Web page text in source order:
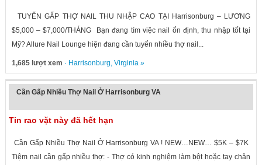
TUYỂN GẤP THỢ NAIL THU NHẬP CAO TẠI Harrisonburg – LƯƠNG
$5,000 – $7,000/THÁNG Bạn đang tìm việc nail ổn định, thu nhập tốt tại
Mỹ? Allure Nail Lounge hiện đang cần tuyển nhiều thợ nail...
1,685 lượt xem · Harrisonburg, Virginia»
Cần Gấp Nhiều Thợ Nail Ở Harrisonburg VA
Tin rao vặt này đã hết hạn
Cần Gấp Nhiều Thợ Nail Ở Harrisonburg VA ! NEW…NEW… $5K – $7K
Tiệm nail cần gấp nhiều thợ: - Thợ có kinh nghiệm làm bột hoặc tay chân